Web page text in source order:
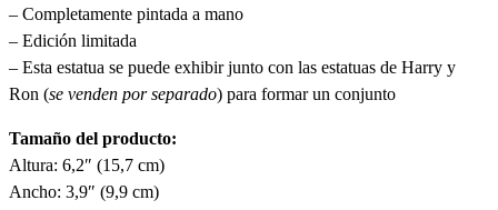
– Completamente pintada a mano
– Edición limitada
– Esta estatua se puede exhibir junto con las estatuas de Harry y
Ron (se venden por separado) para formar un conjunto
Tamaño del producto:
Altura: 6,2″ (15,7 cm)
Ancho: 3,9″ (9,9 cm)